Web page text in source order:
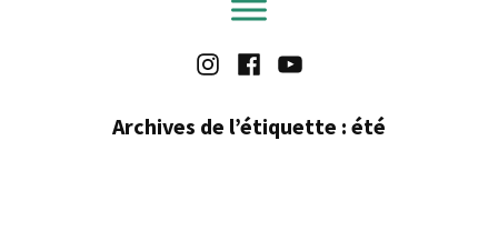
Instagram
FacebookYoutube
Archives de l’étiquette : été